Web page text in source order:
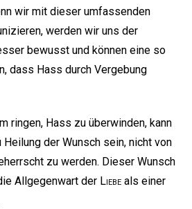
wir mit dieser umfassenden
werden wir uns der
bewusst und können eine so
dass Hass durch Vergebung
ringen, Hass zu überwinden, kann
der Wunsch sein, nicht von
zu werden. Dieser Wunsch
Allgegenwart der Liebe als einer